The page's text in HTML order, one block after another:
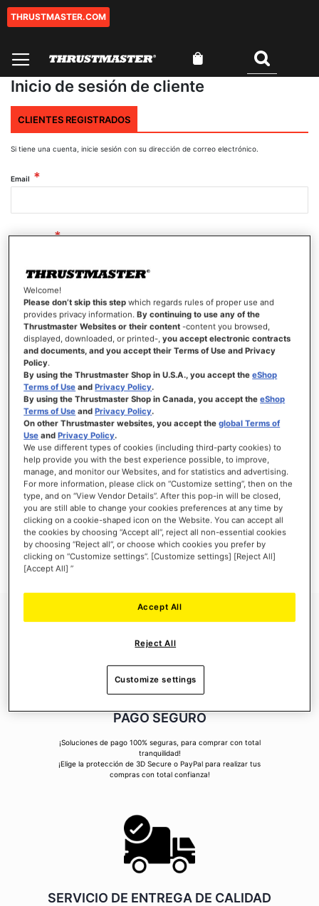
THRUSTMASTER.COM
Inicio de sesión de cliente
CLIENTES REGISTRADOS
Si tiene una cuenta, inicie sesión con su dirección de correo electrónico.
Email
Contraseña
Mostrar contraseña
INICIAR SESIÓN
¿Olvidó su contraseña?
NUEVOS CLIENTES
Crear una cuenta tiene muchos beneficios: Pago más rápido, guardar más de una
dirección, seguimiento de pedidos y mucho más.
CREAR UNA CUENTA
PAGO SEGURO
¡Soluciones de pago 100% seguras, para comprar con total
tranquilidad!
¡Elige la protección de 3D Secure o PayPal para realizar tus
compras con total confianza!
SERVICIO DE ENTREGA DE CALIDAD
Welcome!
Please don’t skip this step which regards rules of proper use and
provides privacy information.By continuing to use any of the
Thrustmaster Websites or their content -content you browsed,
displayed, downloaded, or printed-,you accept electronic contracts
and documents, and you accept their Terms of Use and Privacy
Policy.
By using the Thrustmaster Shop in U.S.A., you accept theeShop
Terms of Use andPrivacy Policy.
By using the Thrustmaster Shop in Canada, you accept theeShop
Terms of Use andPrivacy Policy.
On other Thrustmaster websites, you accept theglobal Terms of
Use andPrivacy Policy.
We use different types of cookies (including third-party cookies) to
help provide you with the best experience possible, to improve,
manage, and monitor our Websites, and for statistics and advertising.
For more information, please click on “Customize setting”, then on the
type, and on “View Vendor Details”. After this pop-in will be closed,
you are still able to change your cookies preferences at any time by
clicking on a cookie-shaped icon on the Website. You can accept all
the cookies by choosing “Accept all”, reject all non-essential cookies
by choosing “Reject all”, or choose which cookies you prefer by
clicking on “Customize settings”. [Customize settings] [Reject All]
[Accept All] ”
Reject All
Accept All
Customize settings